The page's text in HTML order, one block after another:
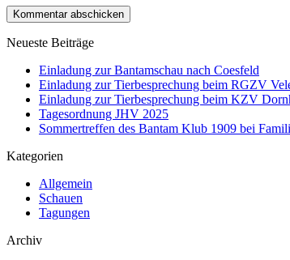
Neueste Beiträge
Einladung zur Bantamschau nach Coesfeld
Einladung zur Tierbesprechung beim RGZV
Einladung zur Tierbesprechung beim KZV
Tagesordnung JHV 2025
Sommertreffen des Bantam Klub 1909 bei
Kategorien
Allgemein
Schauen
Tagungen
Archiv